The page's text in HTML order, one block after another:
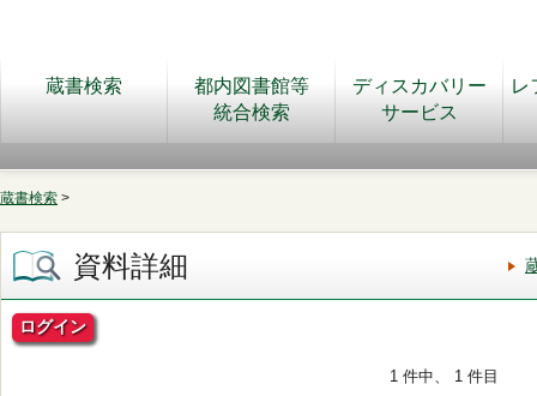
蔵書検索
都内図書館等
統合検索
ディスカバリー
サービス
レ
蔵書検索 >
資料詳細
ログイン
1 件中、 1 件目